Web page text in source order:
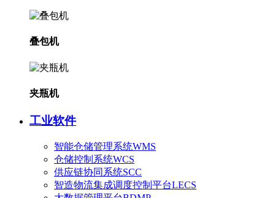
叠包机
夹瓶机
工业软件
智能仓储管理系统WMS
仓储控制系统WCS
供应链协同系统SCC
智造物流集成调度控制平台LECS